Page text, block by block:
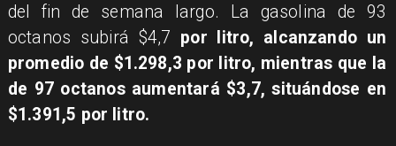
del fin de semana largo. La gasolina de 93
octanos subirá $4,7 por litro, alcanzando un
promedio de $1.298,3 por litro, mientras que la
de 97 octanos aumentará $3,7, situándose en
$1.391,5 por litro.